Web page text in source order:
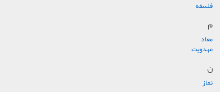
فلسفه
م
معاد
مهدویت
ن
نماز